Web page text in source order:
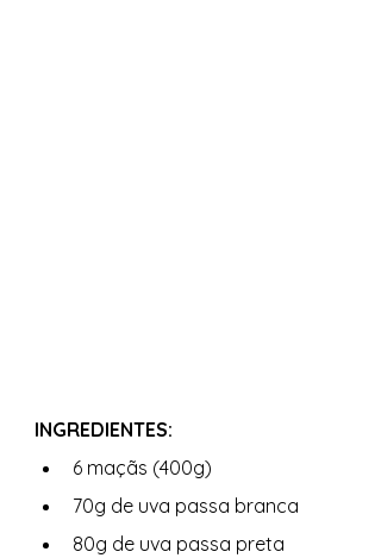
INGREDIENTES:
6 maçãs (400g)
70g de uva passa branca
80g de uva passa preta